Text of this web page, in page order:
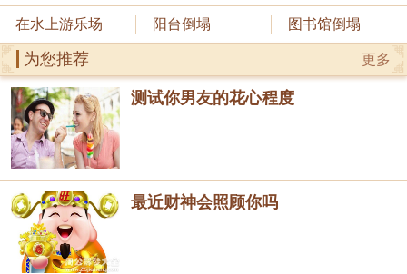
在水上游乐场 阳台倒塌 图书馆倒塌
更多
为您推荐
测试你男友的花心程度
最近财神会照顾你吗